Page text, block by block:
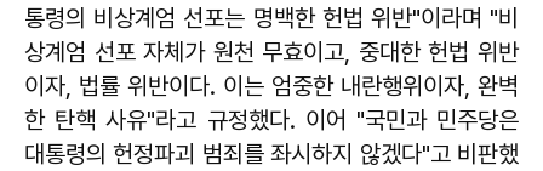
통령의 비상계엄 선포는 명백한 헌법 위반"이라며 "비
상계엄 선포 자체가 원천 무효이고, 중대한 헌법 위반
이자, 법률 위반이다. 이는 엄중한 내란행위이자, 완벽
한 탄핵 사유"라고 규정했다. 이어 "국민과 민주당은
대통령의 헌정파괴 범죄를 좌시하지 않겠다"고 비판했